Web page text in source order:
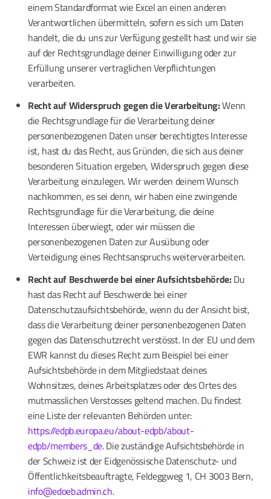
einem Standardformat wie Excel an einen anderen
Verantwortlichen übermitteln, sofern es sich um Daten
handelt, die du uns zur Verfügung gestellt hast und wir sie
auf der Rechtsgrundlage deiner Einwilligung oder zur
Erfüllung unserer vertraglichen Verpflichtungen
verarbeiten.
Recht auf Widerspruch gegen die Verarbeitung:Wenn
die Rechtsgrundlage für die Verarbeitung deiner
personenbezogenen Daten unser berechtigtes Interesse
ist, hast du das Recht, aus Gründen, die sich aus deiner
besonderen Situation ergeben, Widerspruch gegen diese
Verarbeitung einzulegen. Wir werden deinem Wunsch
nachkommen, es sei denn, wir haben eine zwingende
Rechtsgrundlage für die Verarbeitung, die deine
Interessen überwiegt, oder wir müssen die
personenbezogenen Daten zur Ausübung oder
Verteidigung eines Rechtsanspruchs weiterverarbeiten.
Recht auf Beschwerde bei einer Aufsichtsbehörde:Du
hast das Recht auf Beschwerde bei einer
Datenschutzaufsichtsbehörde, wenn du der Ansicht bist,
dass die Verarbeitung deiner personenbezogenen Daten
gegen das Datenschutzrecht verstösst. In der EU und dem
EWR kannst du dieses Recht zum Beispiel bei einer
Aufsichtsbehörde in dem Mitgliedstaat deines
Wohnsitzes, deines Arbeitsplatzes oder des Ortes des
mutmasslichen Verstosses geltend machen. Du findest
eine Liste der relevanten Behörden unter:
https://edpb.europa.eu/about-edpb/about-
edpb/members_de. Die zuständige Aufsichtsbehörde in
der Schweiz ist der Eidgenössische Datenschutz- und
Öffentlichkeitsbeauftragte, Feldeggweg 1, CH 3003 Bern,
info@edoeb.admin.ch.